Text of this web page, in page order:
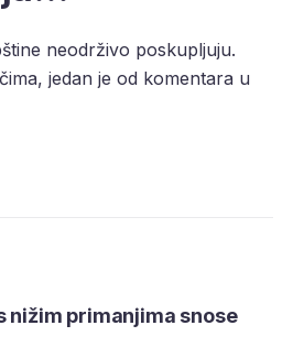
neodrživo poskupljuju.
jedan je od komentara u
nižim primanjima snose